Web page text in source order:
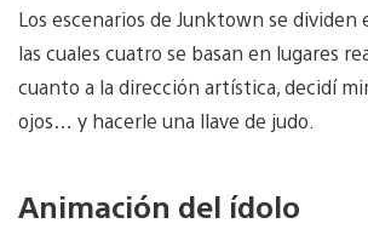
Los escenarios de Junktown se dividen
las cuales cuatro se basan en lugares
cuanto a la dirección artística, decidí
ojos… y hacerle una llave de judo.
Animación del ídolo